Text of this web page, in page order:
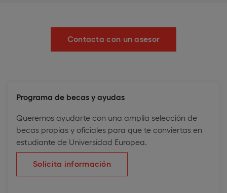
Contacta con un asesor
Programa de becas y ayudas
Queremos ayudarte con una amplia selección de
becas propias y oficiales para que te conviertas en
estudiante de Universidad Europea.
Solicita información